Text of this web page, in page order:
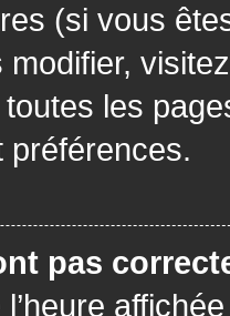
(si vous
modifier,
les
préférences.
pas